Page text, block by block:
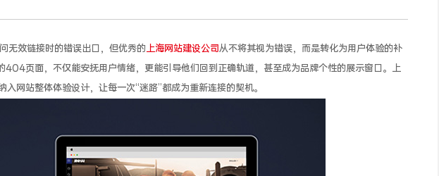
无效链接时的错误出口，但优秀的上海网站建设公司从不将其视为错误，而是转化为用户体验的补
404页面，不仅能安抚用户情绪，更能引导他们回到正确轨道，甚至成为品牌个性的展示窗口。上
网站整体体验设计，让每一次“迷路”都成为重新连接的契机。